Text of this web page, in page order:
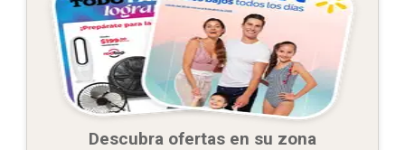
Descubra ofertas en su zona